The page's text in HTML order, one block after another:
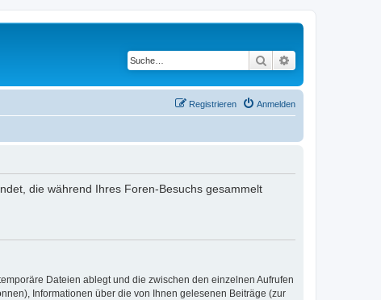
Suche
Anmelden
Registrieren
die während Ihres Foren-Besuchs gesammelt
Dateien ablegt und die zwischen den einzelnen Aufrufen
Informationen über die von Ihnen gelesenen Beiträge (zur